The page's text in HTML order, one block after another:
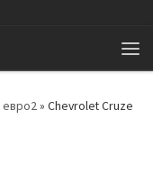
евро2» Chevrolet Cruze